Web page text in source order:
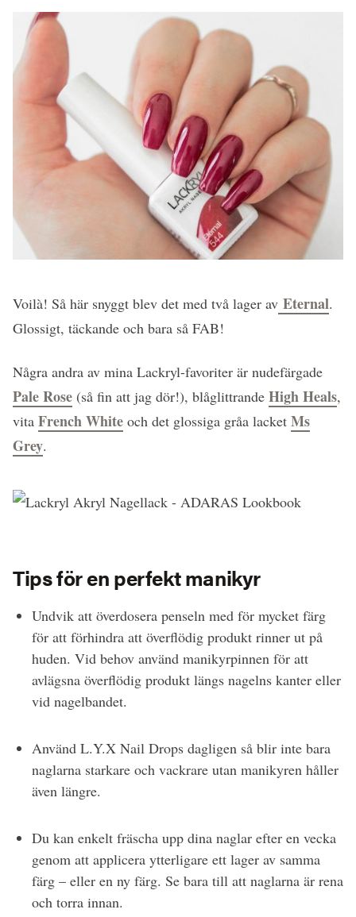
Voilà! Så här snyggt blev det med två lager av Eternal.
Glossigt, täckande och bara så FAB!
Några andra av mina Lackryl-favoriter är nudefärgade
Pale Rose (så fin att jag dör!), blåglittrande High Heals,
vita French White och det glossiga gråa lacket Ms
Grey.
Tips för en perfekt manikyr
Undvik att överdosera penseln med för mycket färg
för att förhindra att överflödig produkt rinner ut på
huden. Vid behov använd manikyrpinnen för att
avlägsna överflödig produkt längs nagelns kanter eller
vid nagelbandet.
Använd L.Y.X Nail Drops dagligen så blir inte bara
naglarna starkare och vackrare utan manikyren håller
även längre.
Du kan enkelt fräscha upp dina naglar efter en vecka
genom att applicera ytterligare ett lager av samma
färg – eller en ny färg. Se bara till att naglarna är rena
och torra innan.